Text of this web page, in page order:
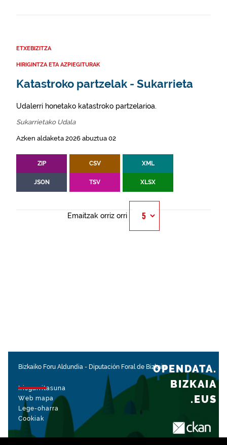
ETXEBIZITZA
HIRIGINTZA ETA AZPIEGITURAK
Katastroko partzelak - Sukarrieta
Udalerri honetako katastroko partzelarioa.
Sukarrietako Udala
Azken aldaketa 2026 abuztua 02
ZIP CSV XML
JSON TSV XLSX
Emaitzak orriz orri
Bizkaiko Foru Aldundia - Diputación Foral de Bizkaia
Irisgarritasuna
Web mapa
Lege-oharra
Cookiak
OPENDATA.
BIZKAIA
.EUS